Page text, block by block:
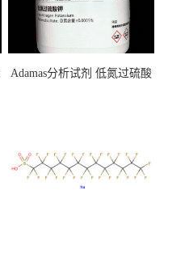
Adamas分析试剂 低氮过硫酸